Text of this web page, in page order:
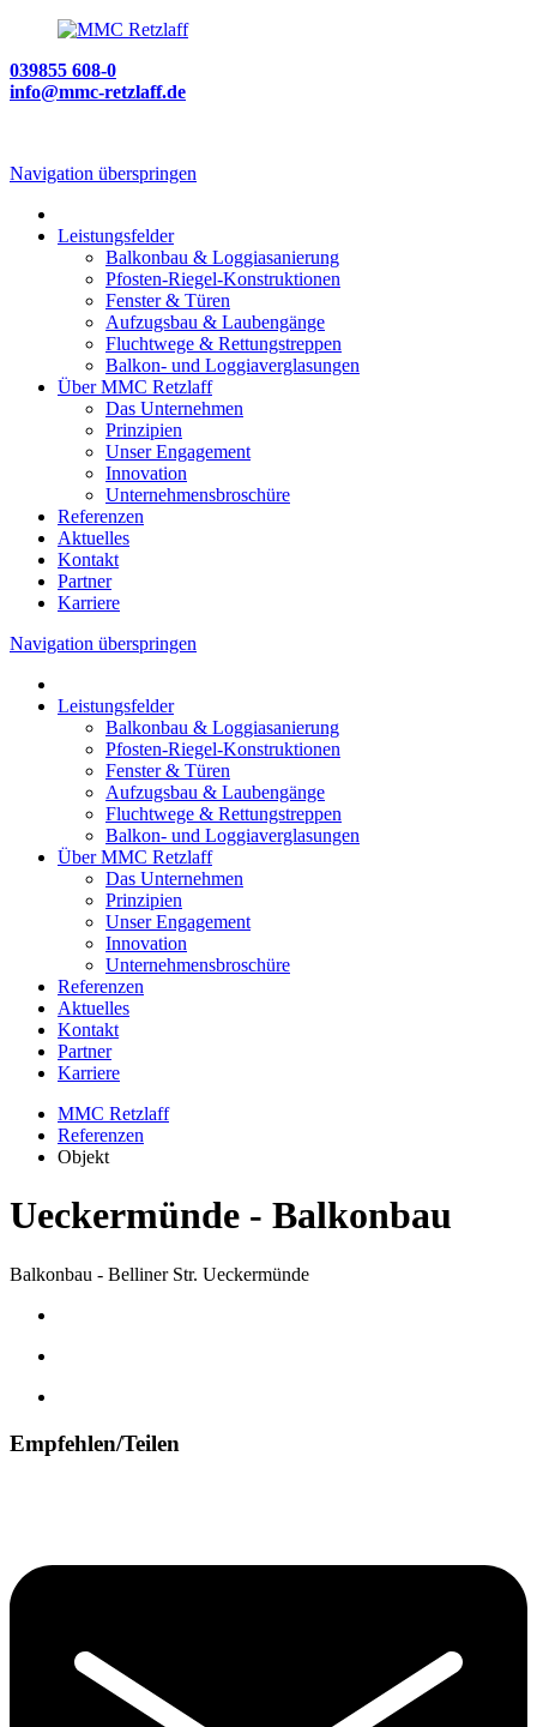
039855 608-0
info@mmc-retzlaff.de
Navigation überspringen
Leistungsfelder
Balkonbau & Loggiasanierung
Pfosten-Riegel-Konstruktionen
Fenster & Türen
Aufzugsbau & Laubengänge
Fluchtwege & Rettungstreppen
Balkon- und Loggiaverglasungen
Über MMC Retzlaff
Das Unternehmen
Prinzipien
Unser Engagement
Innovation
Unternehmensbroschüre
Referenzen
Aktuelles
Kontakt
Partner
Karriere
Navigation überspringen
Leistungsfelder
Balkonbau & Loggiasanierung
Pfosten-Riegel-Konstruktionen
Fenster & Türen
Aufzugsbau & Laubengänge
Fluchtwege & Rettungstreppen
Balkon- und Loggiaverglasungen
Über MMC Retzlaff
Das Unternehmen
Prinzipien
Unser Engagement
Innovation
Unternehmensbroschüre
Referenzen
Aktuelles
Kontakt
Partner
Karriere
MMC Retzlaff
Referenzen
Objekt
Ueckermünde - Balkonbau
Balkonbau - Belliner Str. Ueckermünde
Empfehlen/Teilen